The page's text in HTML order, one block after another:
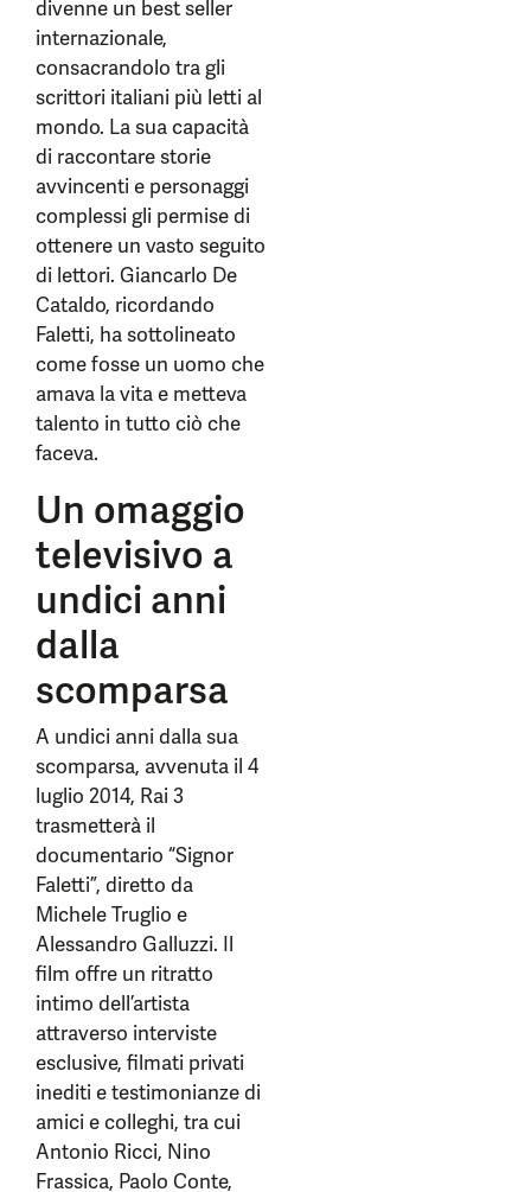
divenne un best seller
internazionale,
consacrandolo tra gli
scrittori italiani più letti al
mondo. La sua capacità
di raccontare storie
avvincenti e personaggi
complessi gli permise di
ottenere un vasto seguito
di lettori. Giancarlo De
Cataldo, ricordando
Faletti, ha sottolineato
come fosse un uomo che
amava la vita e metteva
talento in tutto ciò che
faceva.
Un omaggio
televisivo a
undici anni
dalla
scomparsa
A undici anni dalla sua
scomparsa, avvenuta il 4
luglio 2014, Rai 3
trasmetterà il
documentario “Signor
Faletti”, diretto da
Michele Truglio e
Alessandro Galluzzi. Il
film offre un ritratto
intimo dell’artista
attraverso interviste
esclusive, filmati privati
inediti e testimonianze di
amici e colleghi, tra cui
Antonio Ricci, Nino
Frassica, Paolo Conte,